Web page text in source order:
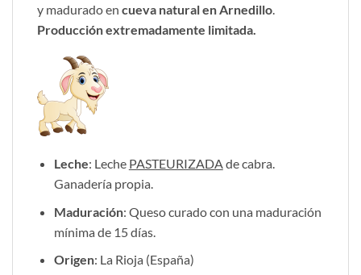
y madurado en cueva natural en Arnedillo
Producción extremadamente limitada.
Leche: Leche PASTEURIZADAde cabra.
Ganadería propia.
Maduración: Queso curado con una maduración
mínima de 15 días.
Origen: La Rioja (España)